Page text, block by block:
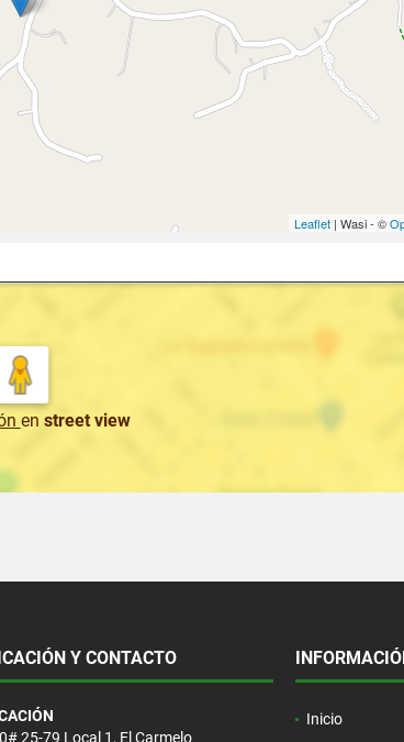
Leaflet| Wasi - ©
en street view
Y CONTACTO
25-79 Local 1, El Carmelo
Inicio